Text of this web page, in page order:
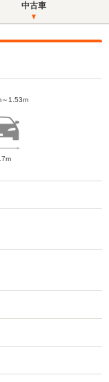
中古車
1.53m